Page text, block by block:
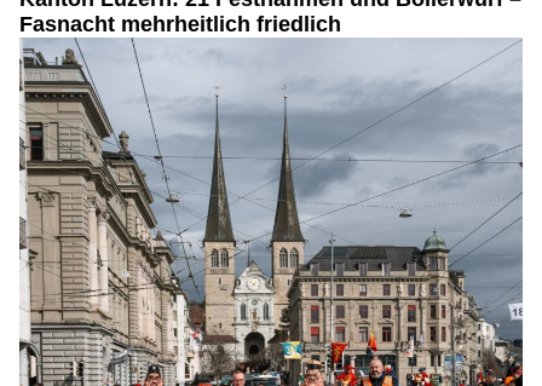
Fasnacht mehrheitlich friedlich